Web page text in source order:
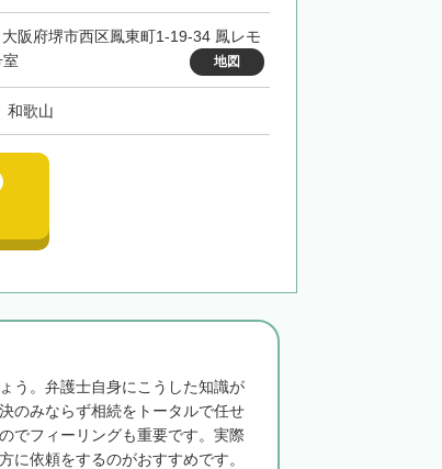
阪府堺市西区鳳東町1-19-34 鳳レモ
地図
和歌山
う。弁護士自身にこうした知識が
のみならず相続をトータルで任せ
でフィーリングも重要です。実際
に依頼をするのがおすすめです。